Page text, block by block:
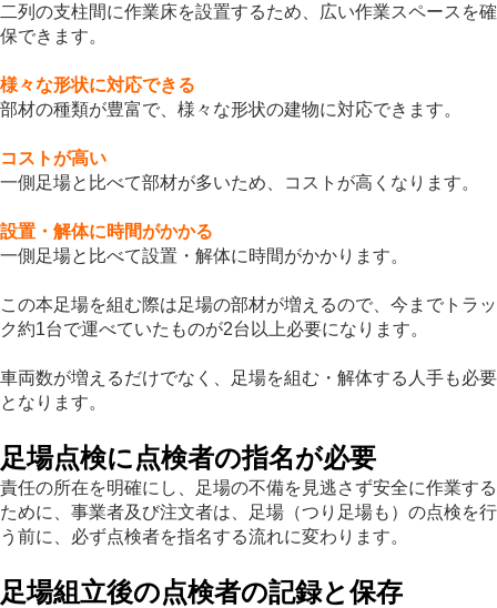
二列の支柱間に作業床を設置するため、広い作業スペースを確
保できます。
様々な形状に対応できる
部材の種類が豊富で、様々な形状の建物に対応できます。
コストが高い
一側足場と比べて部材が多いため、コストが高くなります。
設置・解体に時間がかかる
一側足場と比べて設置・解体に時間がかかります。
この本足場を組む際は足場の部材が増えるので、今までトラッ
ク約1台で運べていたものが2台以上必要になります。
車両数が増えるだけでなく、足場を組む・解体する人手も必要
となります。
足場点検に点検者の指名が必要
責任の所在を明確にし、足場の不備を見逃さず安全に作業する
ために、事業者及び注文者は、足場（つり足場も）の点検を行
う前に、必ず点検者を指名する流れに変わります。
足場組立後の点検者の記録と保存